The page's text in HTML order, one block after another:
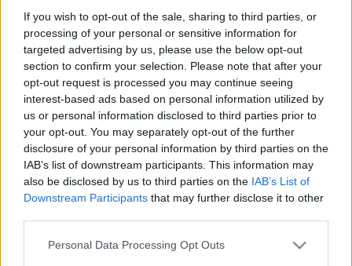
If you wish to opt-out of the sale, sharing to third parties, or
processing of your personal or sensitive information for
targeted advertising by us, please use the below opt-out
section to confirm your selection. Please note that after your
opt-out request is processed you may continue seeing
interest-based ads based on personal information utilized by
us or personal information disclosed to third parties prior to
your opt-out. You may separately opt-out of the further
disclosure of your personal information by third parties on the
IAB’s list of downstream participants. This information may
also be disclosed by us to third parties on the IAB’s List of
Downstream Participants that may further disclose it to other
Please note that this website/app uses one or more Google
Personal Data Processing Opt Outs
augusztus 4-ig. A táv 540 kilométer, naponta
átlagosan 18 kilométer…
Csúcsok Csúcsa túramozgalom
2012. február 08.
Megintcsak a TTT honlapján találtam erre a
túramozgalomra, ami sem időhöz, sem földrajzi
tájegységhez nem kötődik, csak a résztvevő
túrázónak kell számon tartania a fontosabb
adatokat. A kiírás a túrákon teljesített